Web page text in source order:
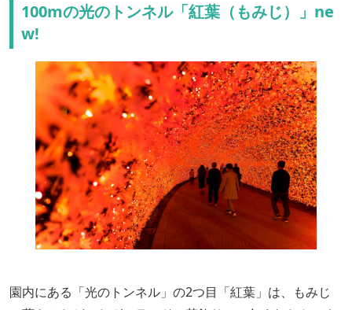
100mの光のトンネル「紅葉（もみじ）」ne
w!
園内にある「光のトンネル」の2つ目「紅葉」は、もみじ